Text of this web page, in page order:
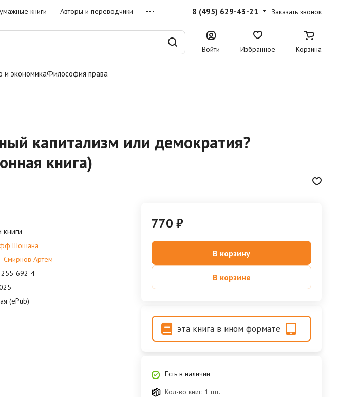
книги Авторы и переводчики 8 (495) 629-43-21 Заказать звонок
Войти Избранное Корзина
и экономикаФилософия права
капитализм или демократия?
книга)
книги
Шошана
Смирнов Артем
692-4
(ePub)
770 ₽
В корзину
В корзине
эта книга в ином формате
Есть в наличии
Кол-во книг: 1 шт.